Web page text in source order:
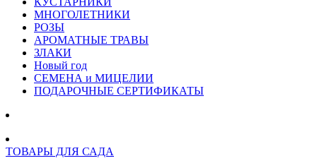
МНОГОЛЕТНИКИ
РОЗЫ
АРОМАТНЫЕ ТРАВЫ
ЗЛАКИ
Новый год
СЕМЕНА и МИЦЕЛИИ
ПОДАРОЧНЫЕ СЕРТИФИКАТЫ
ТОВАРЫ ДЛЯ САДА